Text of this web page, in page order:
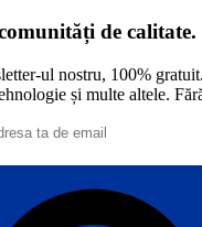
de calitate.
ul nostru, 100%
și multe altele.